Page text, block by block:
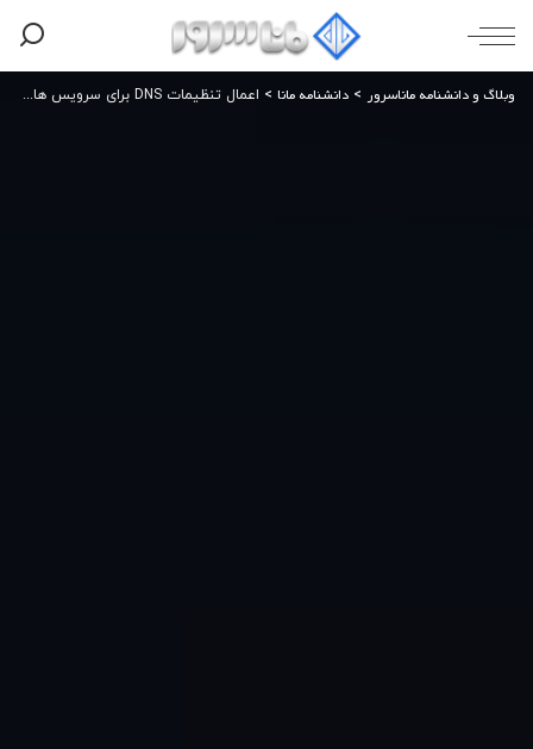
وبلاگ و دانشنامه ماناسرور > دانشنامه مانا > اعمال تنظیمات DNS برای سرویس های هاست ایمیل